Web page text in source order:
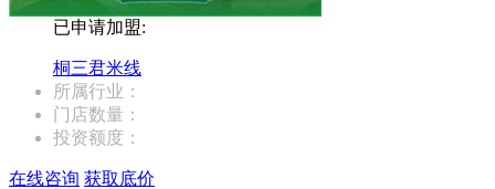
已申请加盟:
桐三君米线
所属行业：
门店数量：
投资额度：
在线咨询 获取底价